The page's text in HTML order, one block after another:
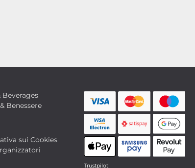
Beverages
Benessere
sui Cookies
Trustpilot